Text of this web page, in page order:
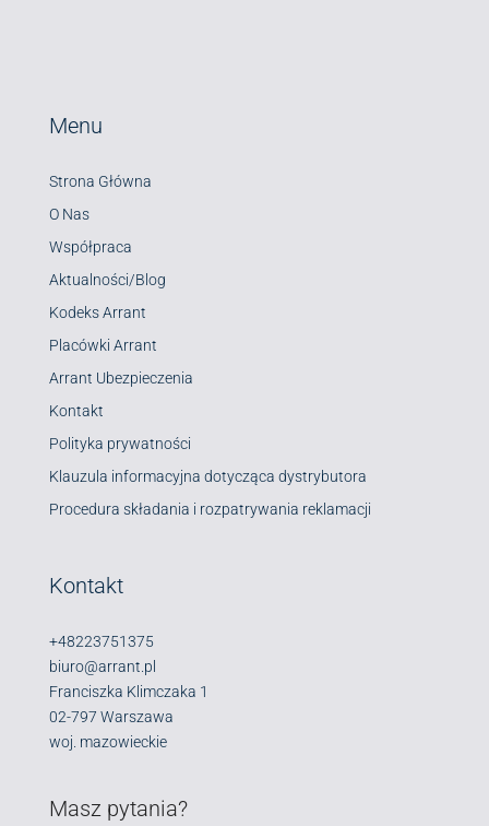
Menu
Strona Główna
O Nas
Współpraca
Aktualności/Blog
Kodeks Arrant
Placówki Arrant
Arrant Ubezpieczenia
Kontakt
Polityka prywatności
Klauzula informacyjna dotycząca dystrybutora
Procedura składania i rozpatrywania reklamacji
Kontakt
+48223751375
biuro@arrant.pl
Franciszka Klimczaka 1
02-797 Warszawa
woj. mazowieckie
Masz pytania?